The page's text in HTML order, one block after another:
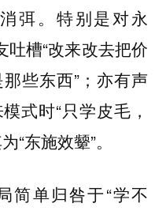
弭。特别是对永
吐槽“改来改去把价
些东西”；亦有声
式时“只学皮毛，
“东施效颦”。
简单归咎于“学不